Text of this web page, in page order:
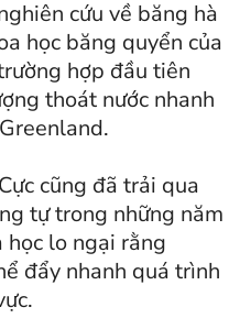
cứu về băng hà
học băng quyển của
hợp đầu tiên
thoát nước nhanh
cũng đã trải qua
tự trong những năm
học lo ngại rằng
đẩy nhanh quá trình